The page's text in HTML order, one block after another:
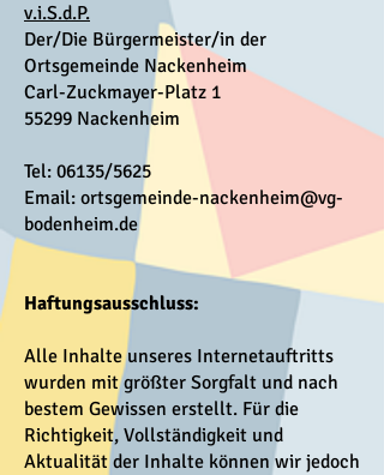
v.i.S.d.P.
Der/Die Bürgermeister/in der
Ortsgemeinde Nackenheim
Carl-Zuckmayer-Platz 1
55299 Nackenheim
Tel: 06135/5625
Email: ortsgemeinde-nackenheim@vg-
bodenheim.de
Haftungsausschluss:
Alle Inhalte unseres Internetauftritts
wurden mit größter Sorgfalt und nach
bestem Gewissen erstellt. Für die
Richtigkeit, Vollständigkeit und
Aktualität der Inhalte können wir jedoch